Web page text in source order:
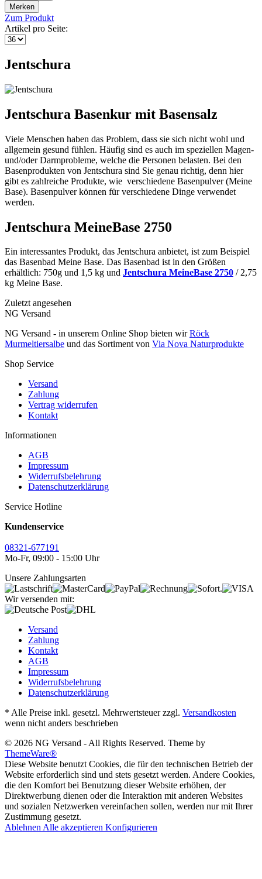
Merken
Zum Produkt
Artikel pro Seite:
Jentschura
Jentschura Basenkur mit Basensalz
Viele Menschen haben das Problem, dass sie sich nicht wohl und
allgemein gesund fühlen. Häufig sind es auch im speziellen Magen-
und/oder Darmprobleme, welche die Personen belasten. Bei den
Basenprodukten von Jentschura sind Sie genau richtig, denn hier
gibt es zahlreiche Produkte, wie verschiedene Basenpulver (Meine
Base). Basenpulver können für verschiedene Dinge verwendet
werden.
Jentschura MeineBase 2750
Ein interessantes Produkt, das Jentschura anbietet, ist zum Beispiel
das Basenbad Meine Base. Das Basenbad ist in den Größen
erhältlich: 750g und 1,5 kg und Jentschura MeineBase 2750 / 2,75
kg Meine Base.
Zuletzt angesehen
NG Versand
NG Versand - in unserem Online Shop bieten wirRöck
Murmeltiersalbe und das Sortiment von Via Nova Naturprodukte
Shop Service
Versand
Zahlung
Vertrag widerrufen
Kontakt
Informationen
AGB
Impressum
Widerrufsbelehrung
Datenschutzerklärung
Service Hotline
Kundenservice
08321-677191
Mo-Fr, 09:00 - 15:00 Uhr
Unsere Zahlungsarten
Wir versenden mit:
Versand
Zahlung
Kontakt
AGB
Impressum
Widerrufsbelehrung
Datenschutzerklärung
* Alle Preise inkl. gesetzl. Mehrwertsteuer zzgl. Versandkosten
wenn nicht anders beschrieben
© 2026 NG Versand - All Rights Reserved. Theme by
ThemeWare®
Diese Website benutzt Cookies, die für den technischen Betrieb der
Website erforderlich sind und stets gesetzt werden. Andere Cookies,
die den Komfort bei Benutzung dieser Website erhöhen, der
Direktwerbung dienen oder die Interaktion mit anderen Websites
und sozialen Netzwerken vereinfachen sollen, werden nur mit Ihrer
Zustimmung gesetzt.
AblehnenAlle akzeptieren Konfigurieren